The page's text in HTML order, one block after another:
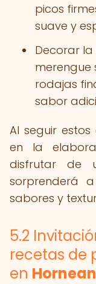
picos
suave y
Decorar
merengue
rodajas
sabor
Al seguir
en la
disfrutar de
sorprenderá
sabores y
5.2
recetas de
en